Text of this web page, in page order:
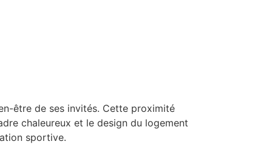
être de ses invités. Cette proximité
chaleureux et le design du logement
sportive.